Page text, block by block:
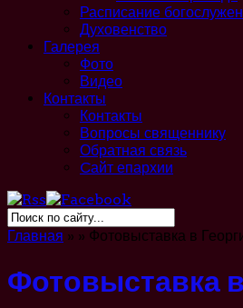
Расписание
Духовенство
Галерея
Фото
Видео
Контакты
Контакты
Вопросы священнику
Обратная связь
Cайт епархии
Главная » » Фотовыставка в
Фотовыставка